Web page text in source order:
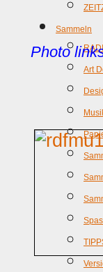
Sammeln
Art
Photo